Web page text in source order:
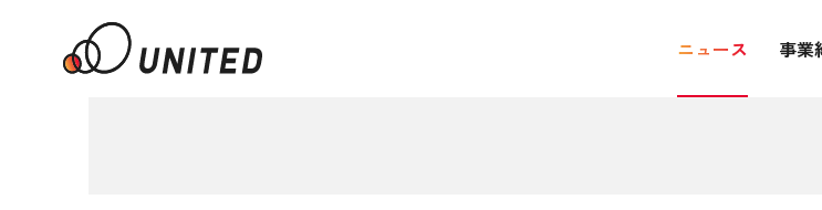
ニュース 事業